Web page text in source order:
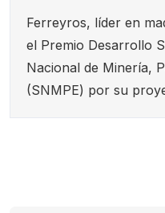
Ferreyros, líder en
el Premio Desarrollo
Nacional de Minería,
(SNMPE) por su